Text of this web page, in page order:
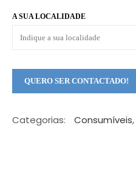
A SUA LOCALIDADE
Categorias: Consumíveis,